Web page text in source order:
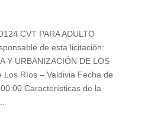
CVT PARA ADULTO
de esta licitación:
Y URBANIZACIÓN DE LOS
Los Ríos – Valdivia Fecha de
Características de la